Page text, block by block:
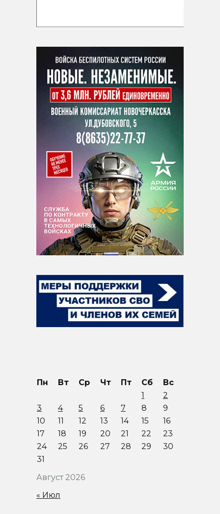
Август 2026
Пн Вт Ср Чт Пт Сб
Вс
1
2
3
4 5 6 7 8
9
10
11 12 13 14 15
16
17
18 19 20 21 22
23
24
25 26 27 28 29
30
31
« Июл